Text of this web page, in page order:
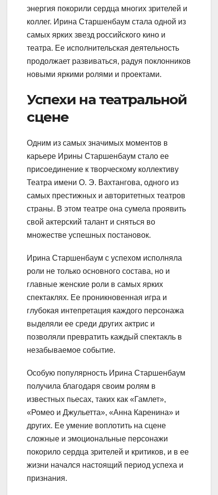
энергия покорили сердца многих зрителей и
коллег. Ирина Старшенбаум стала одной из
самых ярких звезд российского кино и
театра. Ее исполнительская деятельность
продолжает развиваться, радуя поклонников
новыми яркими ролями и проектами.
Успехи на театральной
сцене
Одним из самых значимых моментов в
карьере Ирины Старшенбаум стало ее
присоединение к творческому коллективу
Театра имени О. Э. Вахтангова, одного из
самых престижных и авторитетных театров
страны. В этом театре она сумела проявить
свой актерский талант и сняться во
множестве успешных постановок.
Ирина Старшенбаум с успехом исполняла
роли не только основного состава, но и
главные женские роли в самых ярких
спектаклях. Ее проникновенная игра и
глубокая интепретация каждого персонажа
выделяли ее среди других актрис и
позволяли превратить каждый спектакль в
незабываемое событие.
Особую популярность Ирина Старшенбаум
получила благодаря своим ролям в
известных пьесах, таких как «Гамлет»,
«Ромео и Джульетта», «Анна Каренина» и
других. Ее умение воплотить на сцене
сложные и эмоциональные персонажи
покорило сердца зрителей и критиков, и в ее
жизни начался настоящий период успеха и
признания.